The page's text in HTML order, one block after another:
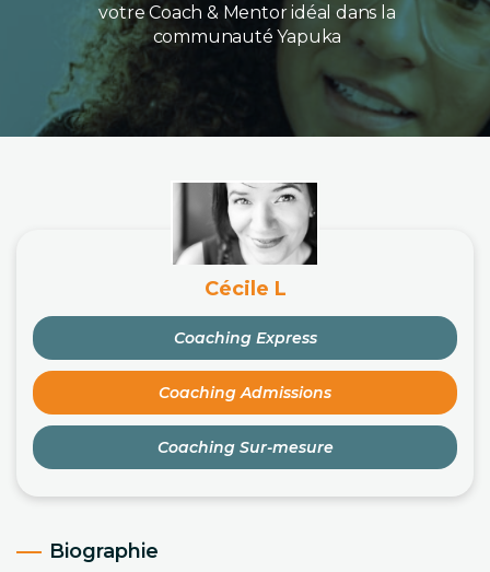
votre Coach & Mentor idéal dans la
communauté Yapuka
Cécile L
Coaching Express
Coaching Admissions
Coaching Sur-mesure
Biographie